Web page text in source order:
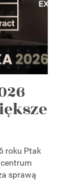
roku Ptak
sprawą